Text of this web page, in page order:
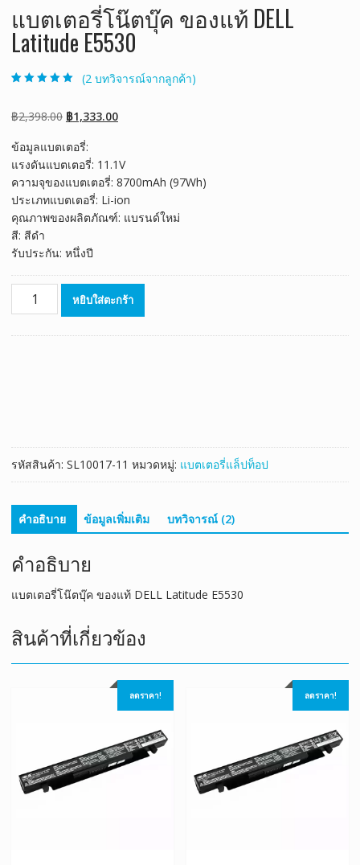
แบตเตอรี่โน๊ตบุ๊ค ของแท้ DELL
Latitude E5530
เต็มบนการให้
คะแนนของ
(2 บทวิจารณ์จากลูกค้า)
฿2,398.00 Original
was:
฿2,398.00.
฿1,333.00Current
฿1,333.00.
ข้อมูลแบตเตอรี่:
แรงดันแบตเตอรี่: 11.1V
ความจุของแบตเตอรี่: 8700mAh (97Wh)
ประเภทแบตเตอรี่: Li-ion
คุณภาพของผลิตภัณฑ์: แบรนด์ใหม่
สี: สีดำ
รับประกัน: หนึ่งปี
จำนวน
ชิ้น
หยิบใส่ตะกร้า
รหัสสินค้า: SL10017-11 หมวดหมู่: แบตเตอรี่แล็ปท็อป
คำอธิบาย ข้อมูลเพิ่มเติม บทวิจารณ์ (2)
คำอธิบาย
แบตเตอรี่โน๊ตบุ๊ค ของแท้ DELL Latitude E5530
สินค้าที่เกี่ยวข้อง
ลดราคา! ลดราคา!